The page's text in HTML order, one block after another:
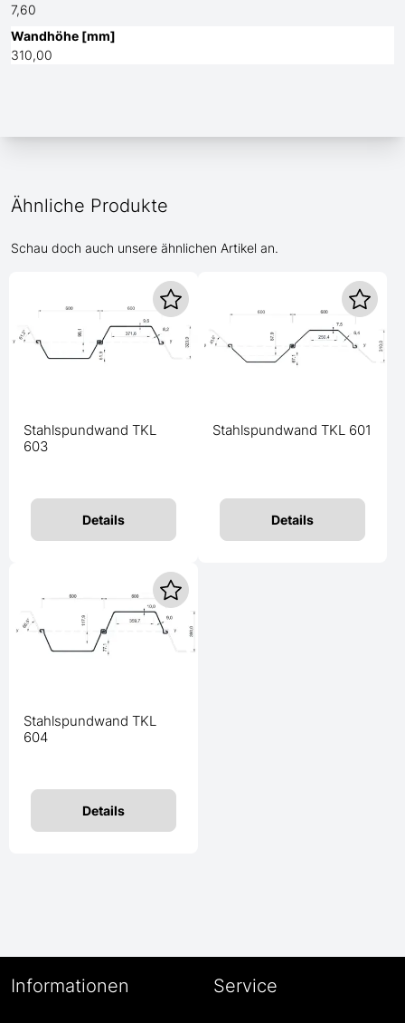
7,60
Wandhöhe [mm]
310,00
Ähnliche Produkte
Schau doch auch unsere ähnlichen Artikel an.
Stahlspundwand TKL
603
Details
Stahlspundwand TKL 601
Details
Stahlspundwand TKL
604
Details
Informationen Service